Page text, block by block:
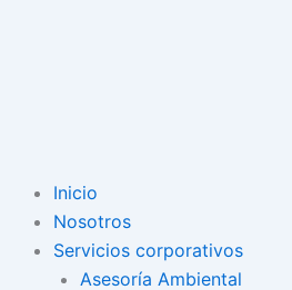
Inicio
Nosotros
Servicios corporativos
Asesoría Ambiental